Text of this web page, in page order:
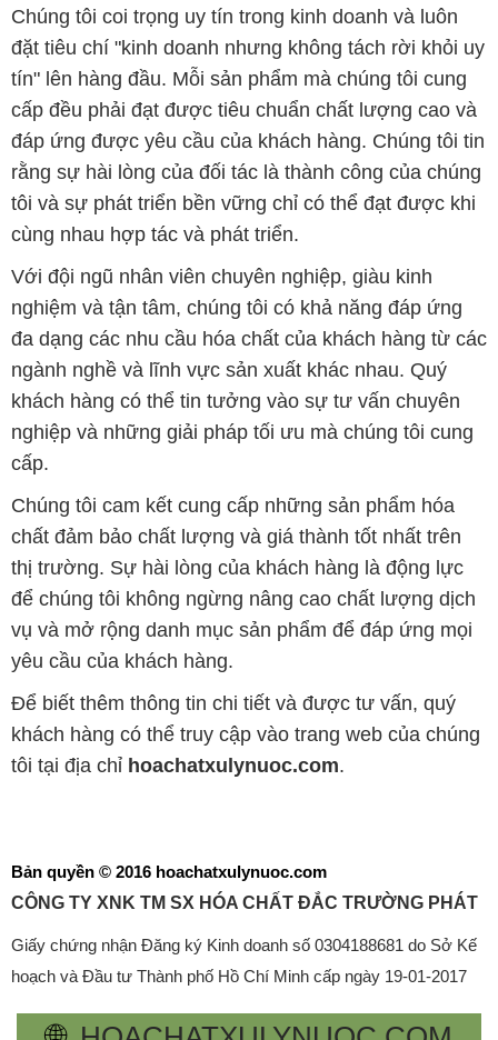
Chúng tôi coi trọng uy tín trong kinh doanh và luôn
đặt tiêu chí "kinh doanh nhưng không tách rời khỏi uy
tín" lên hàng đầu. Mỗi sản phẩm mà chúng tôi cung
cấp đều phải đạt được tiêu chuẩn chất lượng cao và
đáp ứng được yêu cầu của khách hàng. Chúng tôi tin
rằng sự hài lòng của đối tác là thành công của chúng
tôi và sự phát triển bền vững chỉ có thể đạt được khi
cùng nhau hợp tác và phát triển.
Với đội ngũ nhân viên chuyên nghiệp, giàu kinh
nghiệm và tận tâm, chúng tôi có khả năng đáp ứng
đa dạng các nhu cầu hóa chất của khách hàng từ các
ngành nghề và lĩnh vực sản xuất khác nhau. Quý
khách hàng có thể tin tưởng vào sự tư vấn chuyên
nghiệp và những giải pháp tối ưu mà chúng tôi cung
cấp.
Chúng tôi cam kết cung cấp những sản phẩm hóa
chất đảm bảo chất lượng và giá thành tốt nhất trên
thị trường. Sự hài lòng của khách hàng là động lực
để chúng tôi không ngừng nâng cao chất lượng dịch
vụ và mở rộng danh mục sản phẩm để đáp ứng mọi
yêu cầu của khách hàng.
Để biết thêm thông tin chi tiết và được tư vấn, quý
khách hàng có thể truy cập vào trang web của chúng
tôi tại địa chỉ hoachatxulynuoc.com.
Bản quyền © 2016 hoachatxulynuoc.com
CÔNG TY XNK TM SX HÓA CHẤT ĐẮC TRƯỜNG PHÁT
Giấy chứng nhận Đăng ký Kinh doanh số 0304188681 do Sở Kế
hoạch và Đầu tư Thành phố Hồ Chí Minh cấp ngày 19-01-2017